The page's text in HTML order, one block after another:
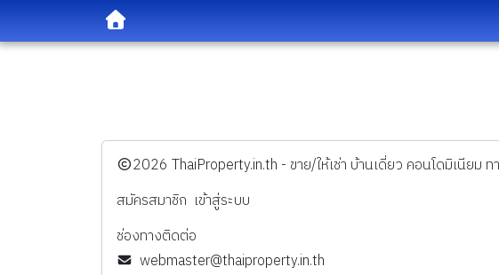
️2026 ThaiProperty.in.th - ขาย/ให้เช่า บ้านเดี่ยว คอนโดมิเนียม
สมัครสมาชิก เข้าสู่ระบบ
ช่องทางติดต่อ
webmaster@thaiproperty.in.th